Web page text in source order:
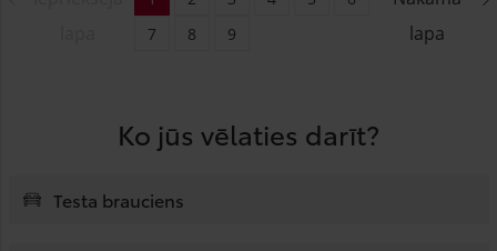
lapa
7
8 9
Ko jūs vēlaties darīt?
Testa brauciens